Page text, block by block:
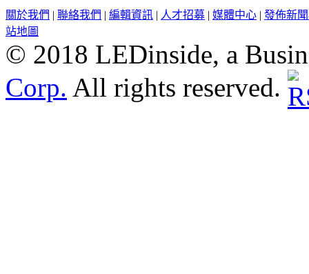
關於我們 | 聯絡我們 | 編輯資訊 | 人才招募 | 媒體中心 | 發佈新
站地圖
© 2018 LEDinside, a
Corp. All rights reserved.